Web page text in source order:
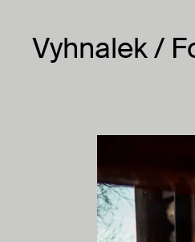
Vyhnalek